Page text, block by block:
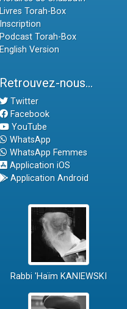
Livres Torah-Box
Inscription
Podcast Torah-Box
English Version
Retrouvez-nous...
Twitter
Facebook
YouTube
WhatsApp
WhatsApp Femmes
Application iOS
Application Android
Rabbi 'Haïm KANIEWSKI